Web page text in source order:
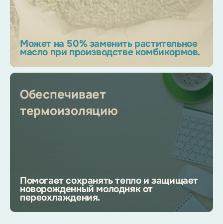
Может на 50% заменить растительное
масло при производстве комбикормов.
Обеспечивает
термоизоляцию
Помогает сохранять тепло и защищает
новорожденный молодняк от
переохлаждения.